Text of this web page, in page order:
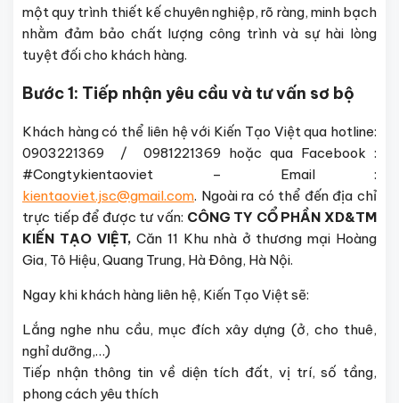
một quy trình thiết kế chuyên nghiệp, rõ ràng, minh bạch
nhằm đảm bảo chất lượng công trình và sự hài lòng
tuyệt đối cho khách hàng.
Bước 1: Tiếp nhận yêu cầu và tư vấn sơ bộ
Khách hàng có thể liên hệ với Kiến Tạo Việt qua hotline:
0903221369 / 0981221369 hoặc qua Facebook :
#Congtykientaoviet – Email :
kientaoviet.jsc@gmail.com. Ngoài ra có thể đến địa chỉ
trực tiếp để được tư vấn: CÔNG TY CỔ PHẦN XD&TM
KIẾN TẠO VIỆT,Căn 11 Khu nhà ở thương mại Hoàng
Gia, Tô Hiệu, Quang Trung, Hà Đông, Hà Nội.
Ngay khi khách hàng liên hệ, Kiến Tạo Việt sẽ:
Lắng nghe nhu cầu, mục đích xây dựng (ở, cho thuê,
nghỉ dưỡng,…)
Tiếp nhận thông tin về diện tích đất, vị trí, số tầng,
phong cách yêu thích